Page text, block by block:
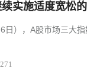
实施适度宽松
2026年1月6日），A股
271